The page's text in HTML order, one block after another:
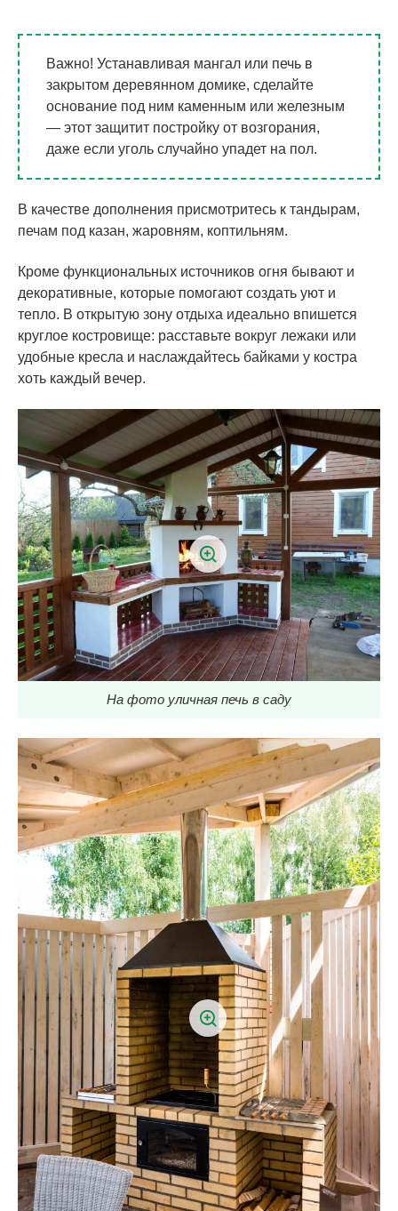
Важно! Устанавливая мангал или печь в
закрытом деревянном домике, сделайте
основание под ним каменным или железным
— этот защитит постройку от возгорания,
даже если уголь случайно упадет на пол.
В качестве дополнения присмотритесь к тандырам,
печам под казан, жаровням, коптильням.
Кроме функциональных источников огня бывают и
декоративные, которые помогают создать уют и
тепло. В открытую зону отдыха идеально впишется
круглое костровище: расставьте вокруг лежаки или
удобные кресла и наслаждайтесь байками у костра
хоть каждый вечер.
На фото уличная печь в саду